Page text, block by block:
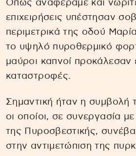
Όπως αναφέραμε και
επιχειρήσεις υπέστησαν
περιμετρικά της οδού
το υψηλό πυροθερμικό
μαύροι καπνοί προκάλεσαν
καταστροφές.
Σημαντική ήταν η συμβολή
οι οποίοι, σε συνεργασία με
της Πυροσβεστικής,
στην αντιμετώπιση της